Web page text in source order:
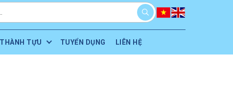
THÀNH TỰU TUYỂN DỤNG LIÊN HỆ